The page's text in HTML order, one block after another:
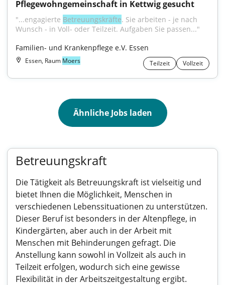
Pflegewohngemeinschaft in Kettwig gesucht
"...engagierte Betreuungskräfte. Sie arbeiten - je nach
Wunsch - in Voll- oder Teilzeit. Aufgaben Sie passen..."
Familien- und Krankenpflege e.V. Essen
Essen, Raum Moers Teilzeit Vollzeit
Ähnliche Jobs laden
Betreuungskraft
Die Tätigkeit als Betreuungskraft ist vielseitig und
bietet Ihnen die Möglichkeit, Menschen in
verschiedenen Lebenssituationen zu unterstützen.
Dieser Beruf ist besonders in der Altenpflege, in
Kindergärten, aber auch in der Arbeit mit
Menschen mit Behinderungen gefragt. Die
Anstellung kann sowohl in Vollzeit als auch in
Teilzeit erfolgen, wodurch sich eine gewisse
Flexibilität in der Arbeitszeitgestaltung ergibt.